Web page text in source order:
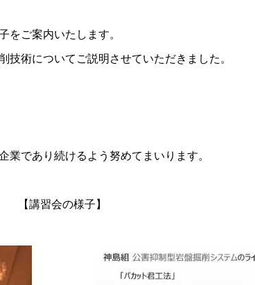
をご案内いたします。
技術についてご説明させていただきました。
業であり続けるよう努めてまいります。
【講習会の様子】